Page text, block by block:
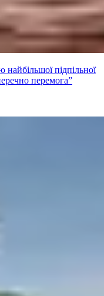
найбільшої підпільної
перемога”